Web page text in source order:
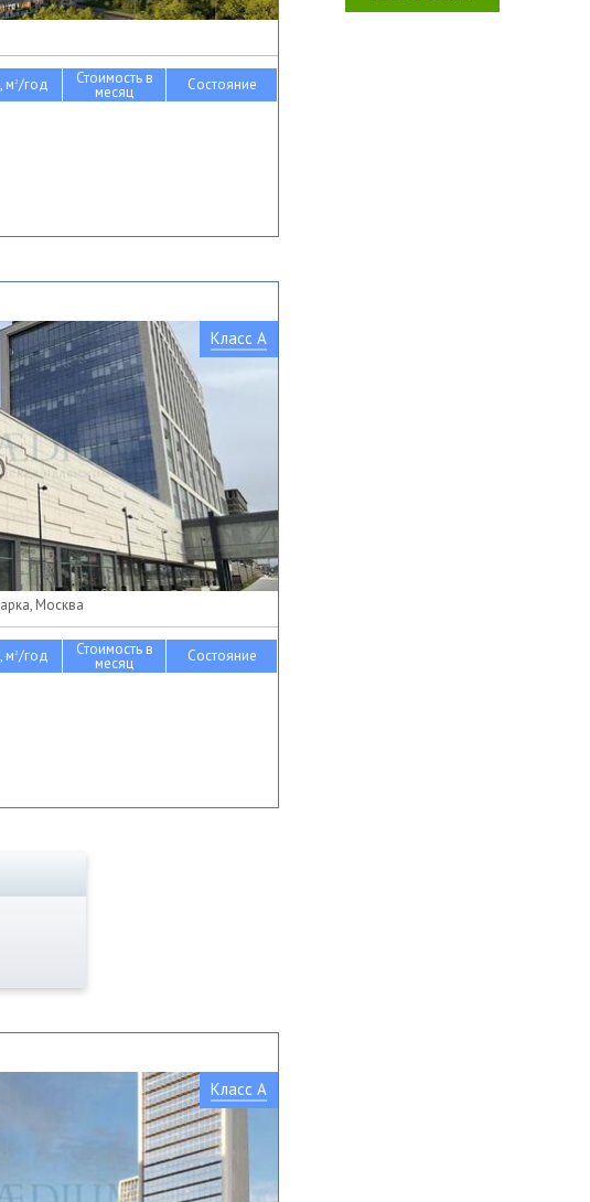
м2/год Стоимость в
месяц Состояние
Класс A
Москва
м2/год Стоимость в
месяц Состояние
Класс A